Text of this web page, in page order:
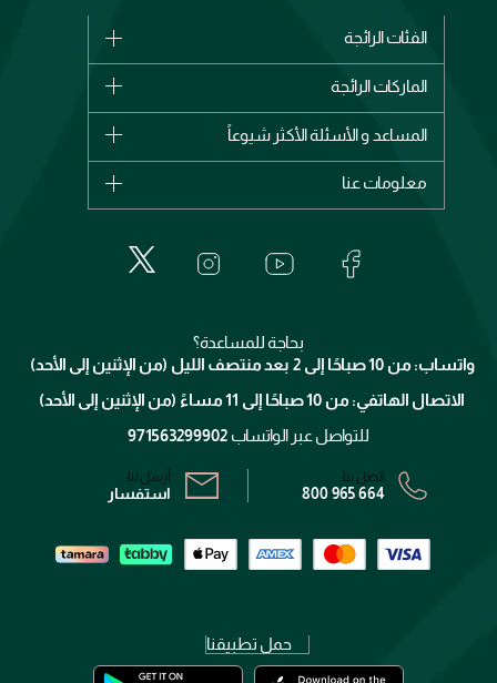
الفئات الرائجة
الأكثر مبيعاً
اشترِ بطاقة هدية
الماركات الرائجة
بربري
إيف سان لوران
المساعد و الأسئلة الأكثر شيوعاً
الإرجاع
معلومات عنا
خدمات المعارض
برنامج الولاء ميوز
الشروط و الأحكام
سياسة الخصوصية
بحاجة للمساعدة؟
واتساب: من 10 صباحًا إلى 2 بعد منتصف الليل (من الإثنين إلى الأحد)
الاتصال الهاتفي: من 10 صباحًا إلى 11 مساءً (من الإثنين إلى الأحد)
للتواصل عبر الواتساب 971563299902
اتصل بنا:
800 965 664
أرسل لنا:
استفسار
حمل تطبيقنا